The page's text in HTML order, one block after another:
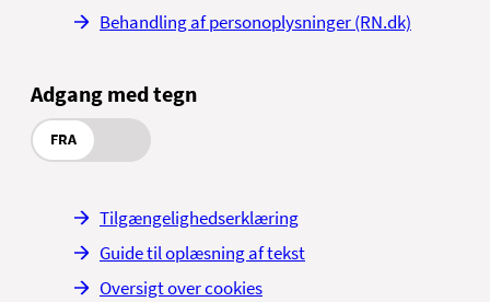
Behandling af personoplysninger (RN.dk)
Adgang med tegn
FRA
Tilgængelighedserklæring
Guide til oplæsning af tekst
Oversigt over cookies